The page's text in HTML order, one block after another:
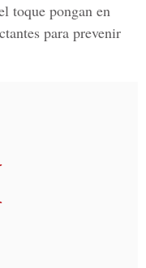
toque pongan en
para prevenir